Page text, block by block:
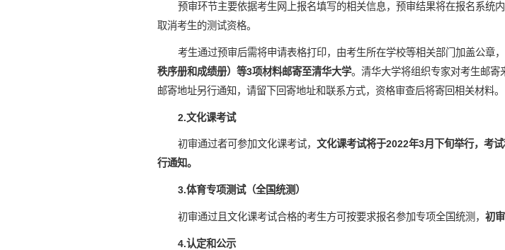
预审环节主要依据考生网上报名填写的相关信息，预审结果将在报名系统
取消考生的测试资格。
考生通过预审后需将申请表格打印，由考生所在学校等相关部门加盖公章，
秩序册和成绩册）等3项材料邮寄至清华大学。清华大学将组织专家对考生邮寄
邮寄地址另行通知，请留下回寄地址和联系方式，资格审查后将寄回相关材料。
2.文化课考试
初审通过者可参加文化课考试， 文化课考试将于2022年3月下旬举行，考
行通知。
3.体育专项测试（全国统测）
初审通过且文化课考试合格的考生方可按要求报名参加专项全国统测， 初
4.认定和公示